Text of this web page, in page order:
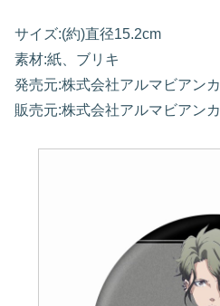
サイズ:(約)直径15.2cm
素材:紙、ブリキ
発売元:株式会社アルマビアンカ
販売元:株式会社アルマビアンカ